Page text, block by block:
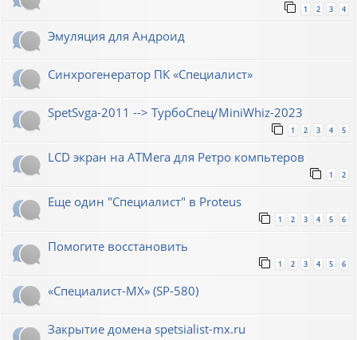
1 2 3 4
Эмуляция для Андроид
Синхрогенератор ПК «Специалист»
SpetSvga-2011 --> ТурбоСпец/MiniWhiz-2023
1 2 3 4 5
LCD экран на АТМега для Ретро компьтеров
1 2
Еще один "Специалист" в Proteus
1 2 3 4 5 6
Помогите восстановить
1 2 3 4 5 6
«Специалист-МХ» (SP-580)
Закрытие домена spetsialist-mx.ru